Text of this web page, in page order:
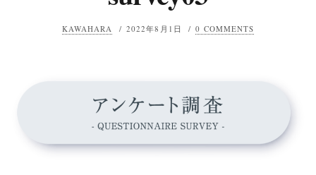
KAWAHARA / 2022年8月1日 / 0 COMMENTS